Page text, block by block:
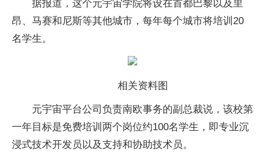
据报道，这个元宇宙学院将设在首都巴黎以及里
昂、马赛和尼斯等其他城市，每年每个城市将培训20
名学生。
相关资料图
元宇宙平台公司负责南欧事务的副总裁说，该校第
一年目标是免费培训两个岗位约100名学生，即专业沉
浸式技术开发员以及支持和协助技术员。